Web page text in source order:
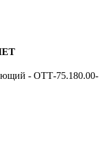
- ОТТ-75.180.00-